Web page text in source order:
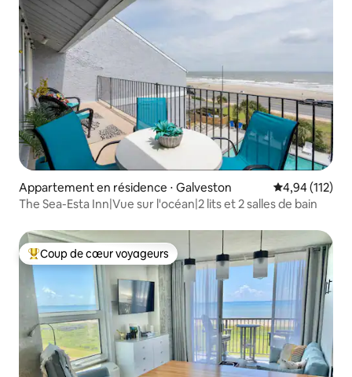
Appartement en résidence ⋅ Galveston Évaluation
4,94 (112)
The Sea-Esta Inn|Vue sur l'océan|2 lits et 2 salles de bain
Coups de cœur voyageurs les plus appréciés
Coup de cœur voyageurs